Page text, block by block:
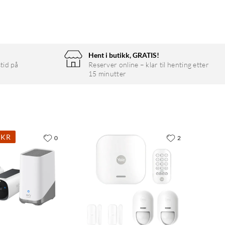
på
Hent i butikk, GRATIS!
Reserver online – klar til henting etter
15 minutter
0 2